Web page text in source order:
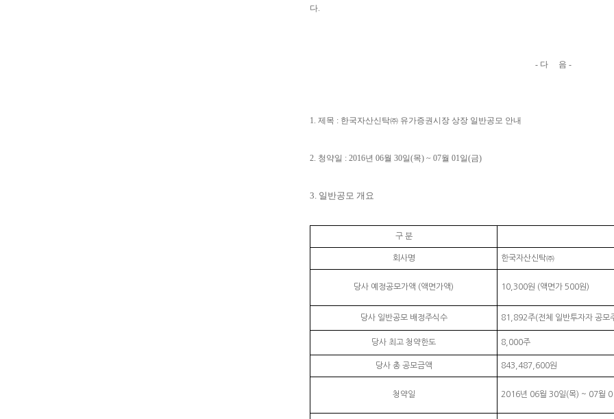
다.
- 다 음 -
1. 제목 : 한국자산신탁㈜ 유가증권시장 상장 일반공모 안내
2. 청약일 : 2016년 06월 30일(목) ~ 07월 01일(금)
3. 일반공모 개요
구 분
회사명 한국자산신탁㈜
당사 예정공모가액 (액면가액) 10,300원 (액면가 500원)
당사 일반공모 배정주식수 81,892주(전체 일반투자자 공
당사 최고 청약한도 8,000주
당사 총 공모금액 843,487,600원
청약일 2016년 06월 30일(목) ~ 07월